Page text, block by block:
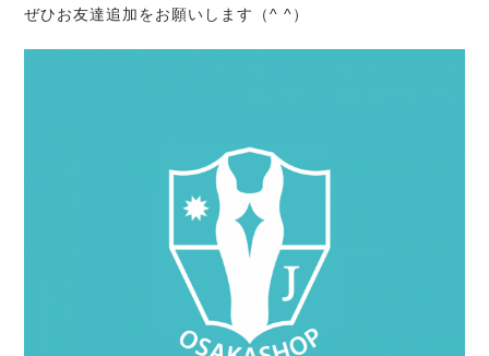
ぜひお友達追加をお願いします（^ ^）